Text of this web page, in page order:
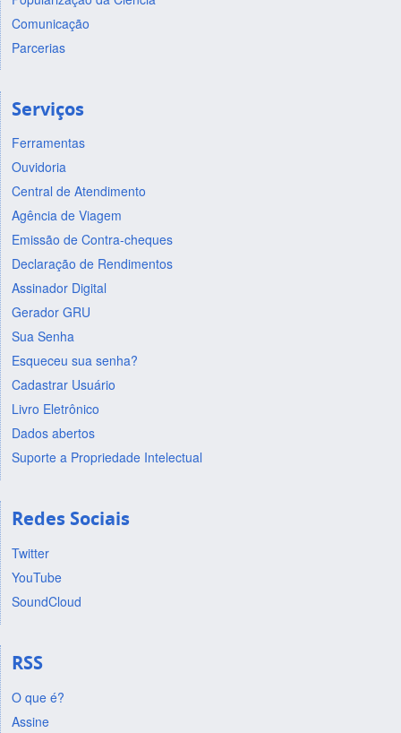
Comunicação
Parcerias
Serviços
Ferramentas
Ouvidoria
Central de Atendimento
Agência de Viagem
Emissão de Contra-cheques
Declaração de Rendimentos
Assinador Digital
Gerador GRU
Sua Senha
Esqueceu sua senha?
Cadastrar Usuário
Livro Eletrônico
Dados abertos
Suporte a Propriedade Intelectual
Redes Sociais
Twitter
YouTube
SoundCloud
RSS
O que é?
Assine